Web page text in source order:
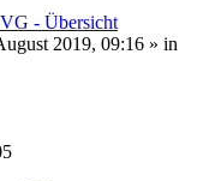
- Übersicht
2019, 09:16 » in